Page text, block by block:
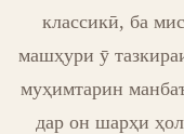
классикӣ, ба
машҳури ӯ
муҳимтарин
дар он шарҳи